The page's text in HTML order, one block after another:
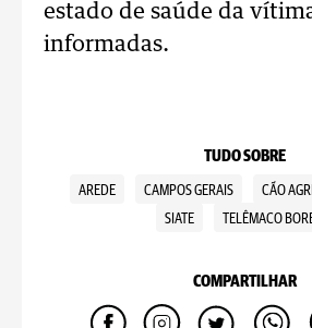
estado de saúde da
informadas.
TUDO SOBRE
AREDE CAMPOS GERAIS CÃO
SIATE
TELÊMACO
COMPARTILHAR